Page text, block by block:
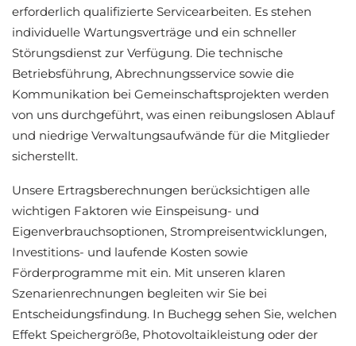
erforderlich qualifizierte Servicearbeiten. Es stehen
individuelle Wartungsverträge und ein schneller
Störungsdienst zur Verfügung. Die technische
Betriebsführung, Abrechnungsservice sowie die
Kommunikation bei Gemeinschaftsprojekten werden
von uns durchgeführt, was einen reibungslosen Ablauf
und niedrige Verwaltungsaufwände für die Mitglieder
sicherstellt.
Unsere Ertragsberechnungen berücksichtigen alle
wichtigen Faktoren wie Einspeisung- und
Eigenverbrauchsoptionen, Strompreisentwicklungen,
Investitions- und laufende Kosten sowie
Förderprogramme mit ein. Mit unseren klaren
Szenarienrechnungen begleiten wir Sie bei
Entscheidungsfindung. In Buchegg sehen Sie, welchen
Effekt Speichergröße, Photovoltaikleistung oder der